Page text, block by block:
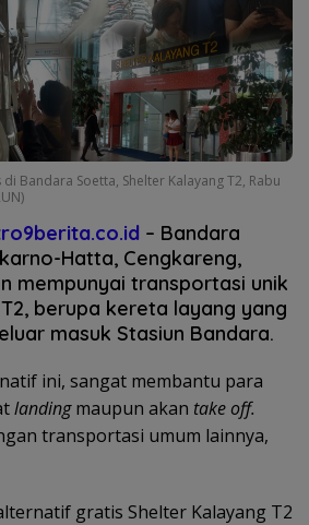
Bandara Soetta, Shelter Kalayang T2, Rabu
– Bandara
Hatta, Cengkareng,
mempunyai transportasi unik
berupa kereta layang yang
masuk Stasiun Bandara.
ini, sangat membantu para
landingmaupun akan take off.
transportasi umum lainnya,
gratis Shelter Kalayang T2